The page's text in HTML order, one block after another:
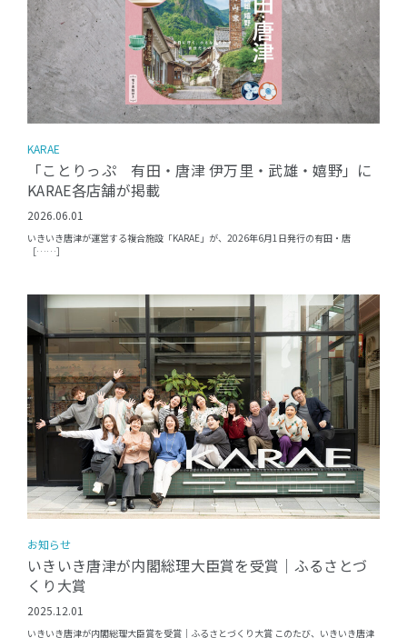
KARAE
「ことりっぷ 有田・唐津 伊万里・武雄・嬉野」に
KARAE各店舗が掲載
2026.06.01
いきいき唐津が運営する複合施設「KARAE」が、2026年6月1日発行の有田・唐
［……］
お知らせ
いきいき唐津が内閣総理大臣賞を受賞｜ふるさとづ
くり大賞
2025.12.01
いきいき唐津が内閣総理大臣賞を受賞｜ふるさとづくり大賞 このたび、いきいき唐津